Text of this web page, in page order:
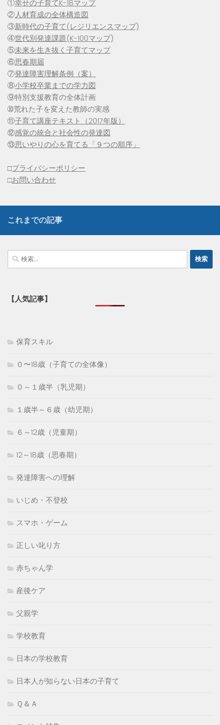
①幸せの子育てK-18マップ
②人材育成の全体構造図
③新時代の子育て(レジリエンスマップ)
④世代別発達課題(K-100マップ)
⑤未来を生き抜く子育てマップ
⑥思春期届
⑦発達障害理解条例（案）
⑧小学校卒業までの学力図
⑨特別支援教育の全体計画
➉荒れた子を変えた教師の実感
⑪子育て講座テキスト（2017年版）
⑫感覚の統合と社会性の発達図
⑬思いやりの心を育てる「９つの順序」
□プライバシーポリシー
□お問い合わせ
これまでの記事
検
索:
【人気記事】
保育スキル
０〜18歳（子育ての全体像）
０～１歳半（乳児期）
１歳半～６歳（幼児期）
６～12歳（児童期）
12～18歳（思春期）
発達障害への理解
いじめ・不登校
スマホ・ゲーム
正しい叱り方
赤ちゃん学
産後ケア
父親学
学校教育
日本の学校教育
日本人が知らない日本の子育て
Ｑ＆Ａ